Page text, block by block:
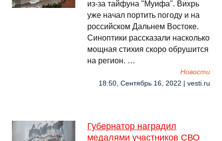
из-за тайфуна "Муифа". Вихрь
уже начал портить погоду и на
российском Дальнем Востоке.
Синоптики рассказали насколько
мощная стихия скоро обрушится
на регион. …
Новости
18:50, Сентябрь 16, 2022 | vesti.ru
Губернатор наградил
медалями участников СВО